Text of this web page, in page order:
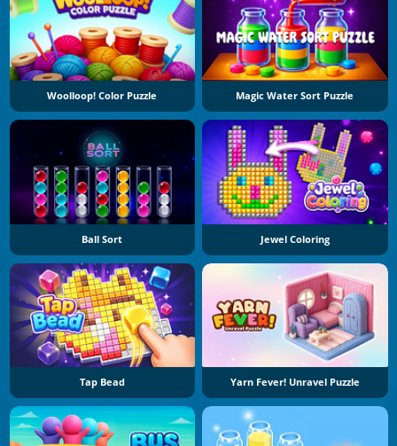
Woolloop! Color Puzzle Magic Water Sort Puzzle
Ball Sort Jewel Coloring
Tap Bead Yarn Fever! Unravel Puzzle